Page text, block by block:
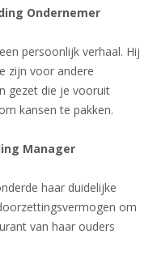
Ondernemer
persoonlijk verhaal. Hij
zijn voor andere
gezet die je vooruit
kansen te pakken.
Manager
haar duidelijke
om
van haar ouders